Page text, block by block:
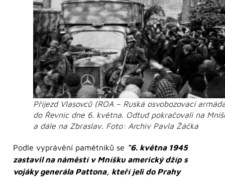
Příjezd Vlasovců (ROA – Ruská osvobozovací
do Řevnic dne 6. května. Odtud pokračovali na
a dále na Zbraslav. Foto: Archiv Pavla Žáčka
Podle vyprávění pamětníků se “6. května 1945
zastavil na náměstí v Mníšku americký džíp s
vojáky generála Pattona, kteří jeli do Prahy